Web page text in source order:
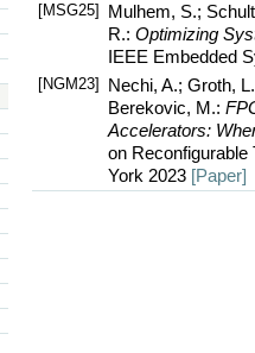
[MSG25]
Mulhem, S.;
R.: Optimizing
IEEE Embedded
[NGM23]
Nechi, A.; Groth,
Berekovic, M.:
Accelerators:
on
York 2023 [Paper]